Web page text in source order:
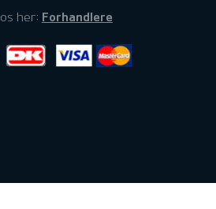
her: Forhandlere